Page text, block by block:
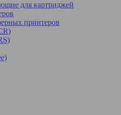
для картриджей
принтеров